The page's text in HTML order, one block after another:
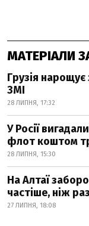
МАТЕРІАЛИ
Грузія нарощує
ЗМІ
28 ЛИПНЯ, 17:32
У Росії
флот коштом
28 ЛИПНЯ, 15:30
На Алтаї
частіше, ніж
27 ЛИПНЯ, 18:08